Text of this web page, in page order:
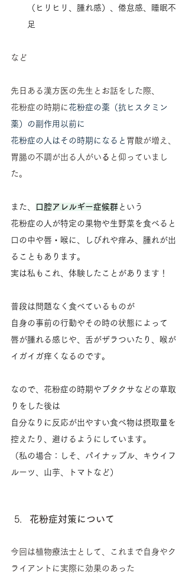
（ヒリヒリ、腫れ感）、倦怠感、睡眠不
足
など
先日ある漢方医の先生とお話をした際、
花粉症の時期に 花粉症の薬（抗ヒスタミン
薬）の副作用以前に
花粉症の人はその時期になると 胃酸が増え、
胃腸の不調が出る人がい る と仰っていまし
た。
また、 口腔アレルギー症候群 という
花粉症の人が特定の果物や生野菜を食べると
口の中や唇・喉に、しびれや痒み、腫れが出
ることもあります。
実は私もこれ、体験したことがあります！
普段は問題なく食べているものが
自身の事前の行動やその時の状態によって
唇が腫れる感じや、舌がザラついたり、喉が
イガイガ痒くなるのです。
なので、花粉症の時期やブタクサなどの草取
りをした後は
自分なりに反応が出やすい食べ物は摂取量を
控えたり、避けるようにしています。
（私の場合：しそ、パイナップル、キウイフ
ルーツ、山芋、トマトなど）
花粉症対策について
今回は植物療法士として、これまで自身やク
ライアントに実際に効果のあった